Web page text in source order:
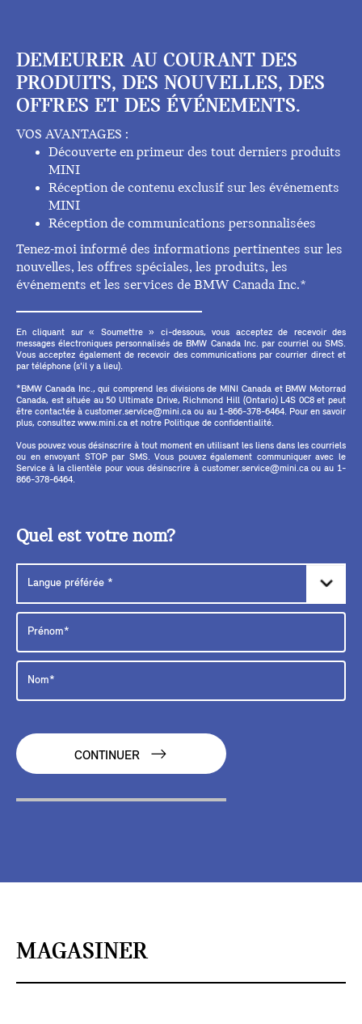
DEMEURER AU COURANT DES
PRODUITS, DES NOUVELLES, DES
OFFRES ET DES ÉVÉNEMENTS.
VOS AVANTAGES :
Découverte en primeur des tout derniers produits
MINI
Réception de contenu exclusif sur les événements
MINI
Réception de communications personnalisées
Tenez-moi informé des informations pertinentes sur les
nouvelles, les offres spéciales, les produits, les
événements et les services de BMW Canada Inc.*
En cliquant sur « Soumettre » ci-dessous, vous acceptez de recevoir des
messages électroniques personnalisés de BMW Canada Inc. par courriel ou SMS.
Vous acceptez également de recevoir des communications par courrier direct et
par téléphone (s'il y a lieu).
*BMW Canada Inc., qui comprend les divisions de MINI Canada et BMW Motorrad
Canada, est située au 50 Ultimate Drive, Richmond Hill (Ontario) L4S 0C8 et peut
être contactée à customer.service@mini.ca ou au 1-866-378-6464. Pour en savoir
plus, consultez www.mini.ca et notre Politique de confidentialité.
Vous pouvez vous désinscrire à tout moment en utilisant les liens dans les courriels
ou en envoyant STOP par SMS. Vous pouvez également communiquer avec le
Service à la clientèle pour vous désinscrire à customer.service@mini.ca ou au 1-
866-378-6464.
Quel est votre nom?
CONTINUER
MAGASINER